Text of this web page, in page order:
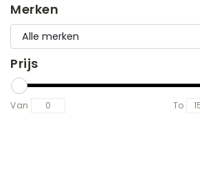
Merken
Prijs
Van To